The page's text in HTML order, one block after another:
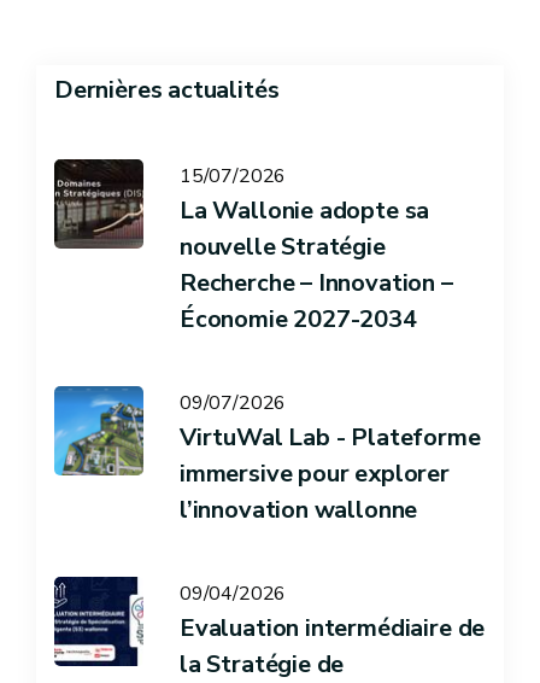
Dernières actualités
15/07/2026
La Wallonie adopte sa
nouvelle Stratégie
Recherche – Innovation –
Économie 2027-2034
09/07/2026
VirtuWal Lab - Plateforme
immersive pour explorer
l’innovation wallonne
09/04/2026
Evaluation intermédiaire de
la Stratégie de